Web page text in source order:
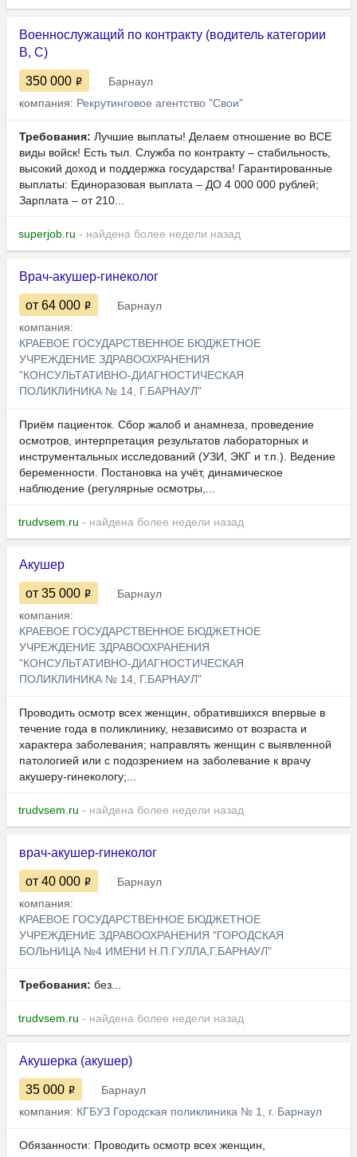
Военнослужащий по контракту (водитель категории
В, С)
350 000
Барнаул
компания: Рекрутинговое агентство "Свои"
Требования: Лучшие выплаты! Делаем отношение во ВСЕ
виды войск! Есть тыл. Служба по контракту – стабильность,
высокий доход и поддержка государства! Гарантированные
выплаты: Единоразовая выплата – ДО 4 000 000 рублей;
Зарплата – от 210...
superjob.ru - найдена более недели назад
Врач-акушер-гинеколог
от 64 000
Барнаул
компания:
КРАЕВОЕ ГОСУДАРСТВЕННОЕ БЮДЖЕТНОЕ
УЧРЕЖДЕНИЕ ЗДРАВООХРАНЕНИЯ
"КОНСУЛЬТАТИВНО-ДИАГНОСТИЧЕСКАЯ
ПОЛИКЛИНИКА № 14, Г.БАРНАУЛ"
Приём пациенток. Сбор жалоб и анамнеза, проведение
осмотров, интерпретация результатов лабораторных и
инструментальных исследований (УЗИ, ЭКГ и т.п.). Ведение
беременности. Постановка на учёт, динамическое
наблюдение (регулярные осмотры,...
trudvsem.ru - найдена более недели назад
Акушер
от 35 000
Барнаул
компания:
КРАЕВОЕ ГОСУДАРСТВЕННОЕ БЮДЖЕТНОЕ
УЧРЕЖДЕНИЕ ЗДРАВООХРАНЕНИЯ
"КОНСУЛЬТАТИВНО-ДИАГНОСТИЧЕСКАЯ
ПОЛИКЛИНИКА № 14, Г.БАРНАУЛ"
Проводить осмотр всех женщин, обратившихся впервые в
течение года в поликлинику, независимо от возраста и
характера заболевания; направлять женщин с выявленной
патологией или с подозрением на заболевание к врачу
акушеру-гинекологу;...
trudvsem.ru - найдена более недели назад
врач-акушер-гинеколог
от 40 000
Барнаул
компания:
КРАЕВОЕ ГОСУДАРСТВЕННОЕ БЮДЖЕТНОЕ
УЧРЕЖДЕНИЕ ЗДРАВООХРАНЕНИЯ "ГОРОДСКАЯ
БОЛЬНИЦА №4 ИМЕНИ Н.П.ГУЛЛА,Г.БАРНАУЛ"
Требования: без...
trudvsem.ru - найдена более недели назад
Акушерка (акушер)
35 000
Барнаул
компания: КГБУЗ Городская поликлиника № 1, г. Барнаул
Обязанности:​​​​​​​ Проводить осмотр всех женщин,